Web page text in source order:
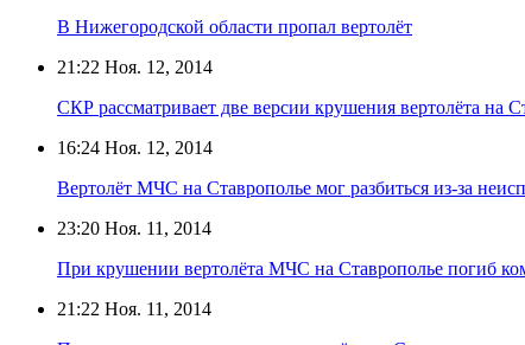
В Нижегородской области пропал вертолёт
21:22 Ноя. 12, 2014
СКР рассматривает две версии крушения вертолёта на
16:24 Ноя. 12, 2014
Вертолёт МЧС на Ставрополье мог разбиться из-за
23:20 Ноя. 11, 2014
При крушении вертолёта МЧС на Ставрополье погиб
21:22 Ноя. 11, 2014